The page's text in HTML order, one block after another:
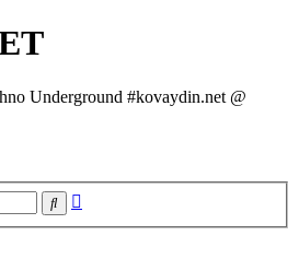
Underground #kovaydin.net @
Etsi